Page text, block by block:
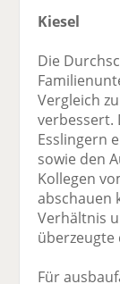
Kiesel
Die
Vergleich
verbessert.
Esslingern
sowie den
Kollegen
abschauen
Verhältnis
überzeugte
Für